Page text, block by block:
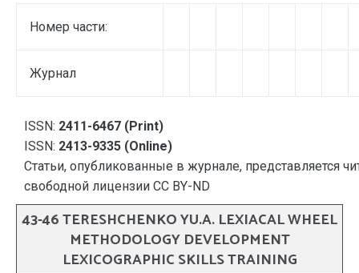
Номер части:
Журнал
ISSN: 2411-6467 (Print)
ISSN: 2413-9335 (Online)
Статьи, опубликованные в журнале, представляется
свободной лицензии CC BY-ND
43-46 TERESHCHENKO YU.A. LEXIACAL WHEEL
METHODOLOGY DEVELOPMENT
LEXICOGRAPHIC SKILLS TRAINING